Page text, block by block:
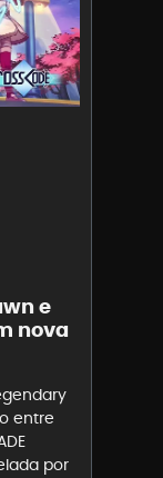
e
nova
entre
por